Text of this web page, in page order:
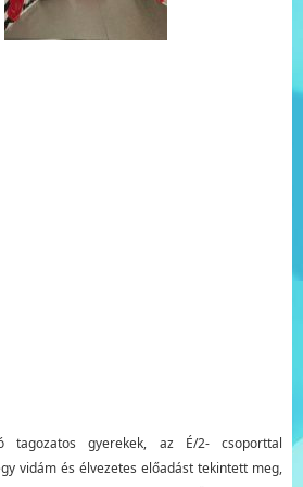
tagozatos gyerekek, az É/2- csoporttal
vidám és élvezetes előadást tekintett meg,